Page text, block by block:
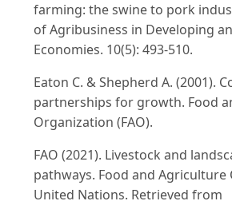
farming: the swine to pork
of Agribusiness in Developing
Economies. 10(5): 493-510.
Eaton C. & Shepherd A. (2001).
partnerships for growth. Food
Organization (FAO).
FAO (2021). Livestock and
pathways. Food and
United Nations. Retrieved from